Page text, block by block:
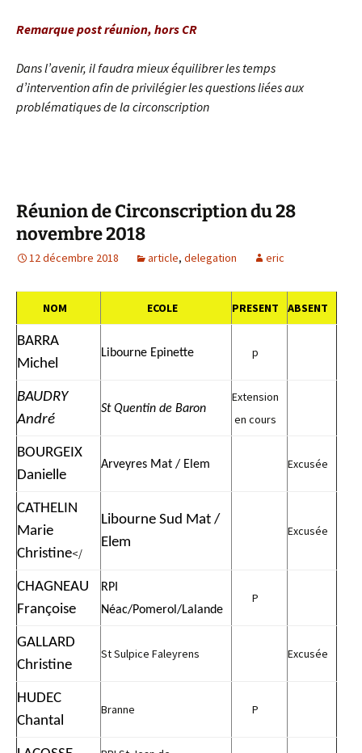
Remarque post réunion, hors CR
Dans l’avenir, il faudra mieux équilibrer les temps
d’intervention afin de privilégier les questions liées aux
problématiques de la circonscription
Réunion de Circonscription du 28
novembre 2018
12 décembre 2018 article, delegation eric
NOM ECOLE PRESENT ABSENT
BARRA
Michel
Libourne Epinette p
BAUDRY
André
St Quentin de Baron
Extension
en cours
BOURGEIX
Danielle
Arveyres Mat / Elem Excusée
CATHELIN
Marie
Christine</
Libourne Sud Mat /
Elem
Excusée
CHAGNEAU
Françoise
RPI
Néac/Pomerol/Lalande
P
GALLARD
Christine
St Sulpice Faleyrens Excusée
HUDEC
Chantal
Branne P